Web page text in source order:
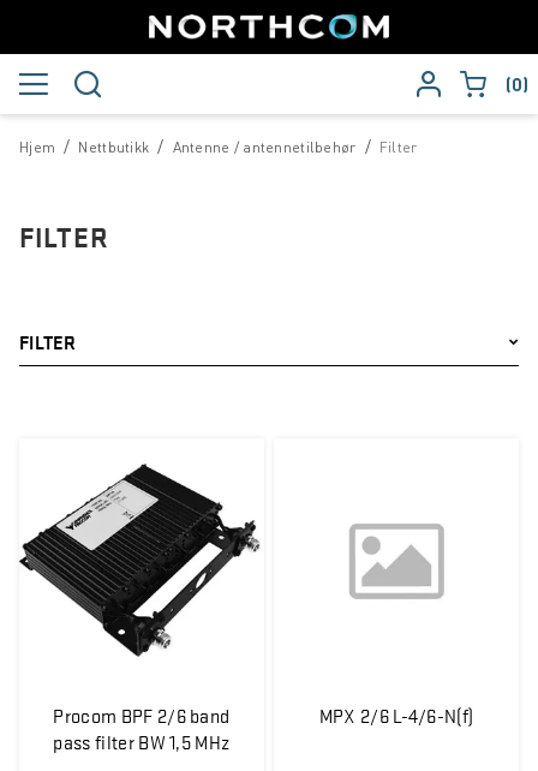
0
/
Hjem /
Nettbutikk /
Antenne / antennetilbehør Filter
FILTER
FILTER
Procom BPF 2/6 band
pass filter BW 1,5 MHz
MPX 2/6 L-4/6-N(f)